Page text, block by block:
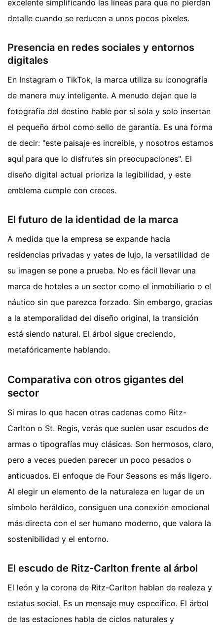
excelente simplificando las líneas para que no pierdan
detalle cuando se reducen a unos pocos píxeles.
Presencia en redes sociales y entornos
digitales
En Instagram o TikTok, la marca utiliza su iconografía
de manera muy inteligente. A menudo dejan que la
fotografía del destino hable por sí sola y solo insertan
el pequeño árbol como sello de garantía. Es una forma
de decir: "este paisaje es increíble, y nosotros estamos
aquí para que lo disfrutes sin preocupaciones". El
diseño digital actual prioriza la legibilidad, y este
emblema cumple con creces.
El futuro de la identidad de la marca
A medida que la empresa se expande hacia
residencias privadas y yates de lujo, la versatilidad de
su imagen se pone a prueba. No es fácil llevar una
marca de hoteles a un sector como el inmobiliario o el
náutico sin que parezca forzado. Sin embargo, gracias
a la atemporalidad del diseño original, la transición
está siendo natural. El árbol sigue creciendo,
metafóricamente hablando.
Comparativa con otros gigantes del
sector
Si miras lo que hacen otras cadenas como Ritz-
Carlton o St. Regis, verás que suelen usar escudos de
armas o tipografías muy clásicas. Son hermosos, claro,
pero a veces pueden parecer un poco pesados o
anticuados. El enfoque de Four Seasons es más ligero.
Al elegir un elemento de la naturaleza en lugar de un
símbolo heráldico, consiguen una conexión emocional
más directa con el ser humano moderno, que valora la
sostenibilidad y el entorno.
El escudo de Ritz-Carlton frente al árbol
El león y la corona de Ritz-Carlton hablan de realeza y
estatus social. Es un mensaje muy específico. El árbol
de las estaciones habla de ciclos naturales y